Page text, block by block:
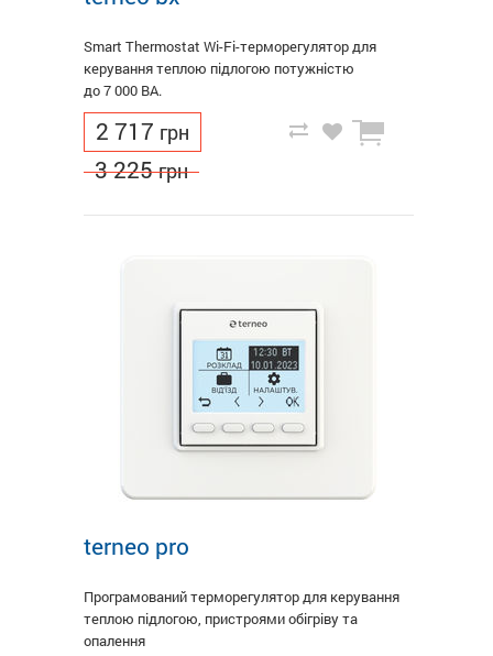
Smart Thermostat Wi-Fi-терморегулятор для
керування теплою підлогою потужністю
до 7 000 ВА.
2 717 грн
3 225 грн
terneo pro
Програмований терморегулятор для керування
теплою підлогою, пристроями обігріву та
опалення